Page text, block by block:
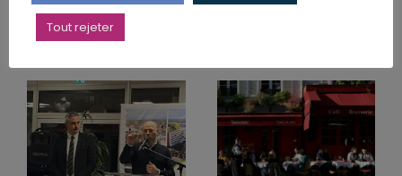
Tout rejeter